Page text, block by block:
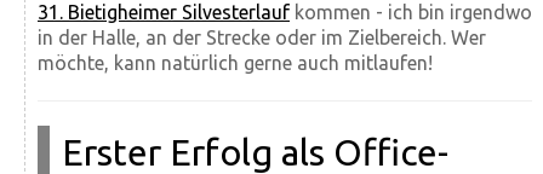
31. Bietigheimer Silvesterlauf kommen - ich bin irgendwo
in der Halle, an der Strecke oder im Zielbereich. Wer
möchte, kann natürlich gerne auch mitlaufen!
Erster Erfolg als Office-